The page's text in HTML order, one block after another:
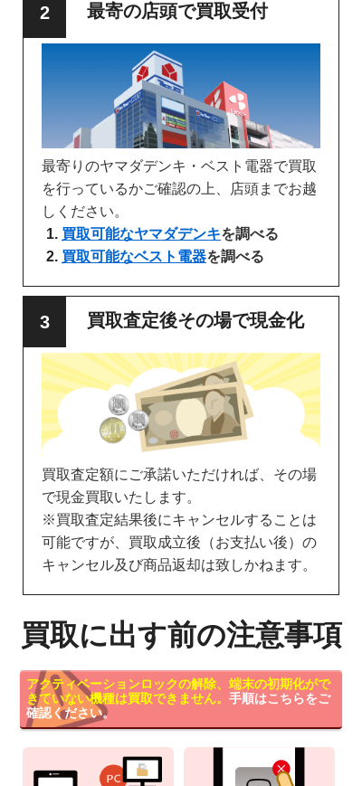
最寄の店頭で買取受付
最寄りのヤマダデンキ・ベスト電器で買取
を行っているかご確認の上、店頭までお越
しください。
買取可能なヤマダデンキを調べる
買取可能なベスト電器を調べる
買取査定後その場で現金化
買取査定額にご承諾いただければ、その場
で現金買取いたします。
※買取査定結果後にキャンセルすることは
可能ですが、買取成立後（お支払い後）の
キャンセル及び商品返却は致しかねます。
買取に出す前の注意事項
アクティベーションロックの解除、端末の初期化がで
きていない機種は買取できません。 手順はこちらをご
確認ください。